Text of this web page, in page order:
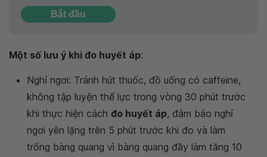
Bắt đầu
Một số lưu ý khi đo huyết áp:
Nghỉ ngơi: Tránh hút thuốc, đồ uống có caffeine,
không tập luyện thể lực trong vòng 30 phút trước
khi thực hiện cách đo huyết áp, đảm bảo nghỉ
ngơi yên lặng trên 5 phút trước khi đo và làm
trống bàng quang vì bàng quang đầy làm tăng 10